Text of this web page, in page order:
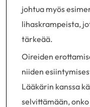
johtua myös
lihaskrampeista,
tärkeää.
Oireiden
niiden
Lääkärin kanssa
selvittämään, onko